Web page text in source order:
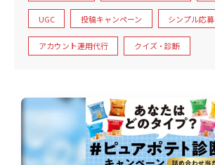
UGC 投稿キャンペーン シンプル応募
アカウント運用代行 クイズ・診断